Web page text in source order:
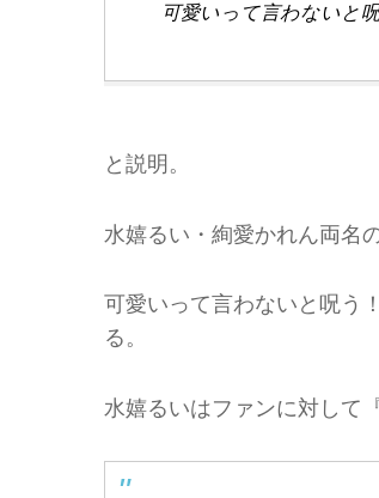
可愛いって言わないと
と説明。
水嬉るい・絢愛かれん両名
可愛いって言わないと呪う
る。
水嬉るいはファンに対して